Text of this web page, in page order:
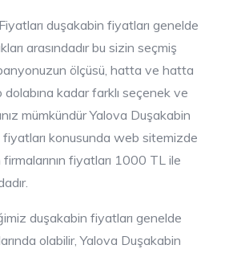
duşakabin fiyatları genelde
arasındadır bu sizin seçmiş
ölçüsü, hatta ve hatta
kadar farklı seçenek ve
mümkündür Yalova Duşakabin
fiyatları konusunda web sitemizde
fiyatları 1000 TL ile
duşakabin fiyatları genelde
olabilir, Yalova Duşakabin